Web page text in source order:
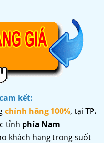
kết:
chính hãng 100%, tại TP.
tỉnh phía Nam
khách hàng trong suốt